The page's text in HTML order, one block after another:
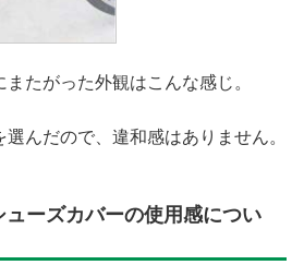
たがった外観はこんな感じ。
んだので、違和感はありません。
ューズカバーの使用感につい